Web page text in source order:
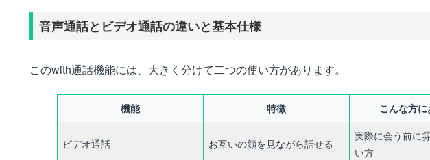
音声通話とビデオ通話の違いと基本仕様
このwith通話機能には、大きく分けて二つの使い方があります。
機能 特徴 こんな方
ビデオ通話 お互いの顔を見ながら話せる
実際に会う前に
い方